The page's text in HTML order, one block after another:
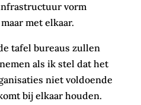
vorm
met elkaar.
tafel bureaus zullen
als ik stel dat het
niet voldoende
bij elkaar houden.